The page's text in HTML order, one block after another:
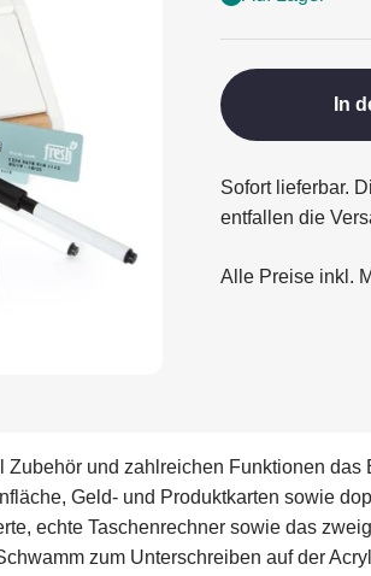
In
Sofort lieferbar.
entfallen die
Alle Preise inkl.
und zahlreichen Funktionen
Geld- und Produktkarten sowie
echte Taschenrechner sowie das
zum Unterschreiben auf der